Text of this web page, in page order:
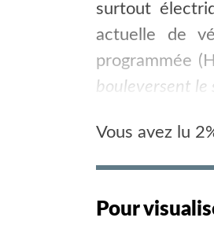
surtout
actuelle de
programmée
bouleversent le
Vous avez lu
Pour